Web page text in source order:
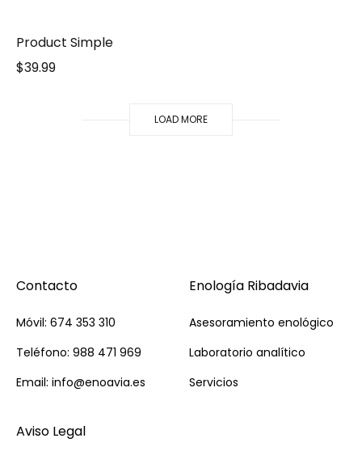
Product Simple
$39.99
LOAD MORE
Contacto
Móvil: 674 353 310
Teléfono: 988 471 969
Email: info@enoavia.es
Enología Ribadavia
Asesoramiento enológico
Laboratorio analítico
Servicios
Aviso Legal